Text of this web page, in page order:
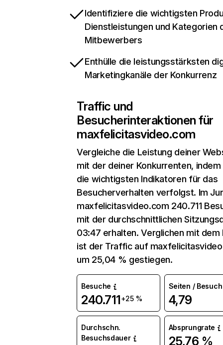
Identifiziere die wichtigsten
Dienstleistungen und Kategorien
Mitbewerbers
Enthülle die leistungsstärksten
Marketingkanäle der Konkurrenz
Traffic und
Besucherinteraktionen für
maxfelicitasvideo.com
Vergleiche die Leistung deiner
mit der deiner Konkurrenten, indem
die wichtigsten Indikatoren für das
Besucherverhalten verfolgst. Im
maxfelicitasvideo.com 240.711
mit der durchschnittlichen
03:47 erhalten. Verglichen mit dem
ist der Traffic auf
um 25,04 % gestiegen.
Besuche
240.711+25 %
Seiten / Besuch
4,79
Durchschn.
Besuchsdauer
Absprungrate
25,76 %